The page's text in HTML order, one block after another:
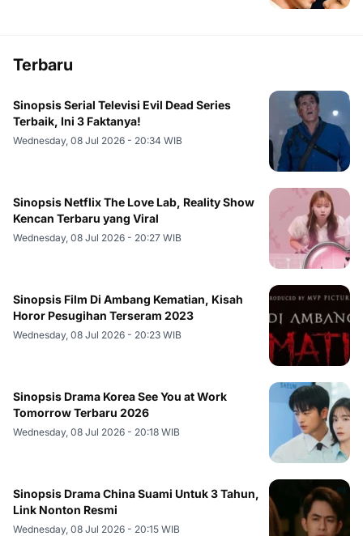
Terbaru
Sinopsis Serial Televisi Evil Dead Series
Terbaik, Ini 3 Faktanya!
Wednesday, 08 Jul 2026 - 20:34 WIB
Sinopsis Netflix The Love Lab, Reality Show
Kencan Terbaru yang Viral
Wednesday, 08 Jul 2026 - 20:27 WIB
Sinopsis Film Di Ambang Kematian, Kisah
Horor Pesugihan Terseram 2023
Wednesday, 08 Jul 2026 - 20:23 WIB
Sinopsis Drama Korea See You at Work
Tomorrow Terbaru 2026
Wednesday, 08 Jul 2026 - 20:18 WIB
Sinopsis Drama China Suami Untuk 3 Tahun,
Link Nonton Resmi
Wednesday, 08 Jul 2026 - 20:15 WIB